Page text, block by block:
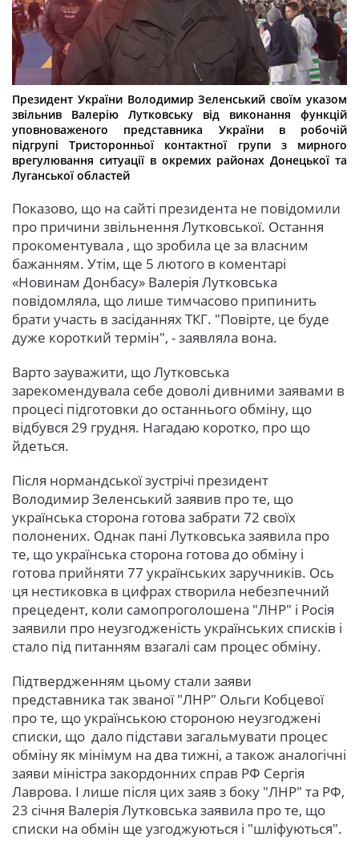
Президент України Володимир Зеленський своїм указом
звільнив Валерію Лутковську від виконання функцій
уповноваженого представника України в робочій
підгрупі Тристоронньої контактної групи з мирного
врегулювання ситуації в окремих районах Донецької та
Луганської областей
Показово, що на сайті президента не повідомили
про причини звільнення Лутковської. Остання
прокоментувала , що зробила це за власним
бажанням. Утім, ще 5 лютого в коментарі
«Новинам Донбасу» Валерія Лутковська
повідомляла, що лише тимчасово припинить
брати участь в засіданнях ТКГ. "Повірте, це буде
дуже короткий термін", - заявляла вона.
Варто зауважити, що Лутковська
зарекомендувала себе доволі дивними заявами в
процесі підготовки до останнього обміну, що
відбувся 29 грудня. Нагадаю коротко, про що
йдеться.
Після нормандської зустрічі президент
Володимир Зеленський заявив про те, що
українська сторона готова забрати 72 своїх
полонених. Однак пані Лутковська заявила про
те, що українська сторона готова до обміну і
готова прийняти 77 українських заручників. Ось
ця нестиковка в цифрах створила небезпечний
прецедент, коли самопроголошена "ЛНР" і Росія
заявили про неузгодженість українських списків і
стало під питанням взагалі сам процес обміну.
Підтвердженням цьому стали заяви
представника так званої "ЛНР" Ольги Кобцевої
про те, що українською стороною неузгоджені
списки, що дало підстави загальмувати процес
обміну як мінімум на два тижні, а також аналогічні
заяви міністра закордонних справ РФ Сергія
Лаврова. І лише після цих заяв з боку "ЛНР" та РФ,
23 січня Валерія Лутковська заявила про те, що
списки на обмін ще узгоджуються і "шліфуються".